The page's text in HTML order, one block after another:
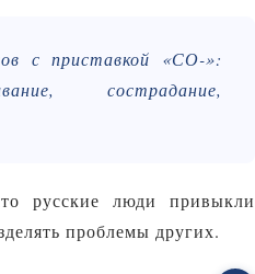
с приставкой «СО-»:
сострадание,
русские люди привыкли
проблемы других.